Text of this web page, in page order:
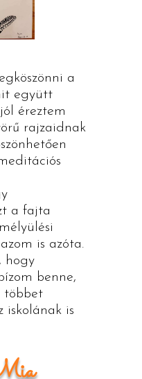
a
együtt
éreztem
rajzaidnak
a fajta
is azóta.
hogy
benne,
többet
iskolának is